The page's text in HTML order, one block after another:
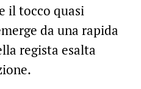
il tocco quasi
da una rapida
regista esalta